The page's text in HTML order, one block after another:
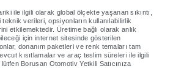
ile ilgili olarak global ölçekte yaşanan sıkıntı,
verileri, opsiyonların kullanılabilirlik
etkilemektedir. Üretime bağlı olarak anlık
için internet sitesinde gösterilen
donanım paketleri ve renk temaları tam
kısıtlamalar ve araç teslim süreleri ile ilgili
Borusan Otomotiv Yetkili Satıcınıza